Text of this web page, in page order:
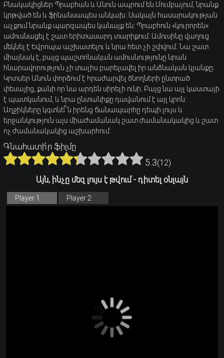
Բնակակիցներ Պրաբհան և Անուն ապրում են Մումբայում, նրանք
կրթված են և ֆինանսապես անկախ: Սակայն հասարակության
աչքում նրանք պարզապես կանայք են։ Պրաբհուն «կուրորեն»
ամուսնացել է շատ երիտասարդ տարիքում։ Ամուսինը վաղուց
մեկնել է Եվրոպա աշխատելու և նրա հետ չի շփվում։ Նա շատ
միայնակ է, բայց պաշտոնական ամուսնությունը նրան
հնարավորություն չի տալիս բարելավել իր անձնական կյանքը։
Կրտսեր Անուն փորձում է հրաժարվել ծնողների ընտրած
փեսայից, քանի որ նա արդեն սիրելի ունի։ Բայց նա այլ կաստայի
է պատկանում, և նրա ընտանիքը դավանում է այլ կրոն:
Աղջիկները կգտնե՞ն իրենց ճանապարհը դեպի լույս և
երջանկություն այս միաժամանակ շատ ժամանակակից և շատ
ոչ ժամանակակից աշխարհում:
Գնահատի՛ր ֆիլմը
5.3(12)
Այն, ինչը մեզ լույս է թվում - դիտել օնլայն
Player 1 Player 2